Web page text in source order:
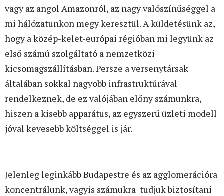
vagy az angol Amazonról, az nagy valószínűséggel a
mi hálózatunkon megy keresztül. A küldetésünk az,
hogy a közép-kelet-európai régióban mi legyünk az
első számú szolgáltató a nemzetközi
kicsomagszállításban. Persze a versenytársak
általában sokkal nagyobb infrastruktúrával
rendelkeznek, de ez valójában előny számunkra,
hiszen a kisebb apparátus, az egyszerű üzleti modell
jóval kevesebb költséggel is jár.
Jelenleg leginkább Budapestre és az agglomerációra
koncentrálunk, vagyis számukra tudjuk biztosítani